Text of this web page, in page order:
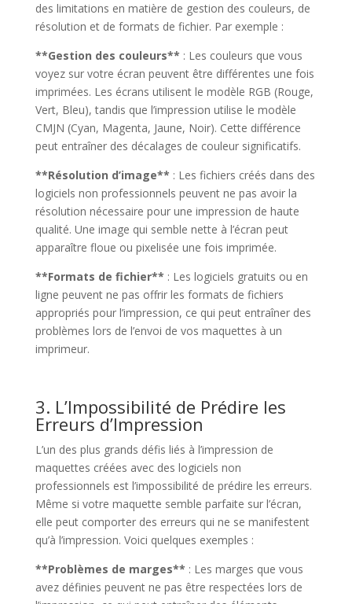
des limitations en matière de gestion des couleurs, de
résolution et de formats de fichier. Par exemple :
**Gestion des couleurs** : Les couleurs que vous
voyez sur votre écran peuvent être différentes une fois
imprimées. Les écrans utilisent le modèle RGB (Rouge,
Vert, Bleu), tandis que l’impression utilise le modèle
CMJN (Cyan, Magenta, Jaune, Noir). Cette différence
peut entraîner des décalages de couleur significatifs.
**Résolution d’image** : Les fichiers créés dans des
logiciels non professionnels peuvent ne pas avoir la
résolution nécessaire pour une impression de haute
qualité. Une image qui semble nette à l’écran peut
apparaître floue ou pixelisée une fois imprimée.
**Formats de fichier** : Les logiciels gratuits ou en
ligne peuvent ne pas offrir les formats de fichiers
appropriés pour l’impression, ce qui peut entraîner des
problèmes lors de l’envoi de vos maquettes à un
imprimeur.
3. L’Impossibilité de Prédire les
Erreurs d’Impression
L’un des plus grands défis liés à l’impression de
maquettes créées avec des logiciels non
professionnels est l’impossibilité de prédire les erreurs.
Même si votre maquette semble parfaite sur l’écran,
elle peut comporter des erreurs qui ne se manifestent
qu’à l’impression. Voici quelques exemples :
**Problèmes de marges** : Les marges que vous
avez définies peuvent ne pas être respectées lors de